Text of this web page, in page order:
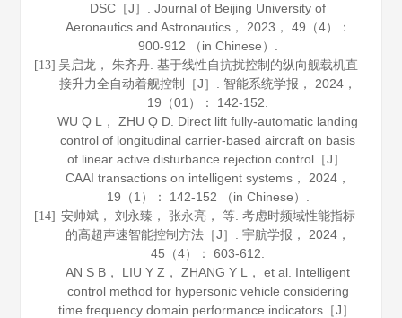
DSC［J］.Journal of Beijing University of
Aeronautics and Astronautics， 2023 ， 49 （4）：
900-912 （in Chinese）.
[13] 吴启龙， 朱齐丹. 基于线性自抗扰控制的纵向舰载机直
接升力全自动着舰控制［J］. 智能系统学报 ， 2024 ，
19 （01）： 142-152.
WU Q L， ZHU Q D. Direct lift fully-automatic landing
control of longitudinal carrier-based aircraft on basis
of linear active disturbance rejection control［J］.
CAAI transactions on intelligent systems ， 2024 ，
19 （1）： 142-152 （in Chinese）.
[14] 安帅斌， 刘永臻， 张永亮， 等. 考虑时频域性能指标
的高超声速智能控制方法［J］.宇航学报 ， 2024 ，
45 （4）： 603-612.
AN S B， LIU Y Z， ZHANG Y L， et al. Intelligent
control method for hypersonic vehicle considering
time frequency domain performance indicators［J］.